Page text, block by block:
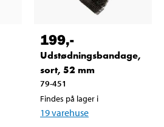
199,-
Udstødningsbandage,
sort, 52 mm
79-451
Findes på lager i
19varehuse